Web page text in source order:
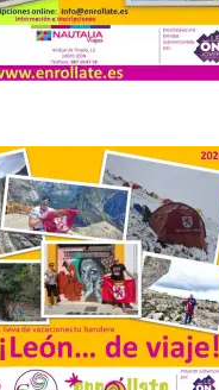
Los días 7, 8 y 9 de agosto
de 2026, Camarzana de
Tera volverá a convertirse
en punto de encuentro,
[…]
de
analizará,
a la legalidad, la
la
del Iberia